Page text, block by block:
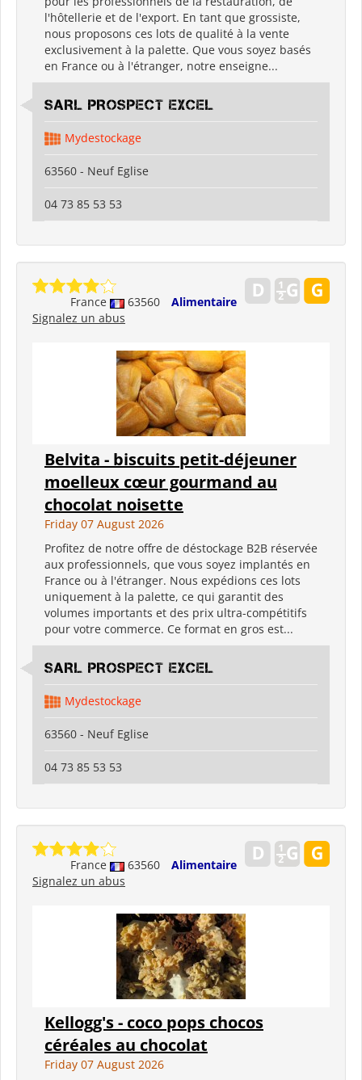
l'hôtellerie et de l'export. En tant que grossiste,
nous proposons ces lots de qualité à la vente
exclusivement à la palette. Que vous soyez basés
en France ou à l'étranger, notre enseigne...
SARL PROSPECT EXCEL
Mydestockage
63560 - Neuf Eglise
04 73 85 53 53
France 63560
Alimentaire
Signalez un abus
Belvita - biscuits petit-déjeuner
moelleux cœur gourmand au
chocolat noisette
Friday 07 August 2026
Profitez de notre offre de déstockage B2B réservée
aux professionnels, que vous soyez implantés en
France ou à l'étranger. Nous expédions ces lots
uniquement à la palette, ce qui garantit des
volumes importants et des prix ultra-compétitifs
pour votre commerce. Ce format en gros est...
SARL PROSPECT EXCEL
Mydestockage
63560 - Neuf Eglise
04 73 85 53 53
France 63560
Alimentaire
Signalez un abus
Kellogg's - coco pops chocos
céréales au chocolat
Friday 07 August 2026